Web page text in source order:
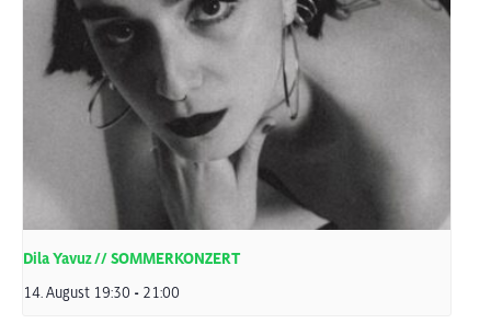
Dila Yavuz // SOMMERKONZERT
14. August 19:30 - 21:00